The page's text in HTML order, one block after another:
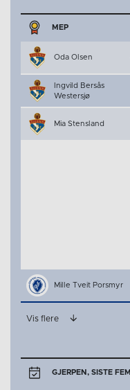
MEP
Oda Olsen
Ingvild Bersås
Westersjø
Mia Stensland
Mille Tveit Porsmyr
Vis flere
GJERPEN, SISTE FEM